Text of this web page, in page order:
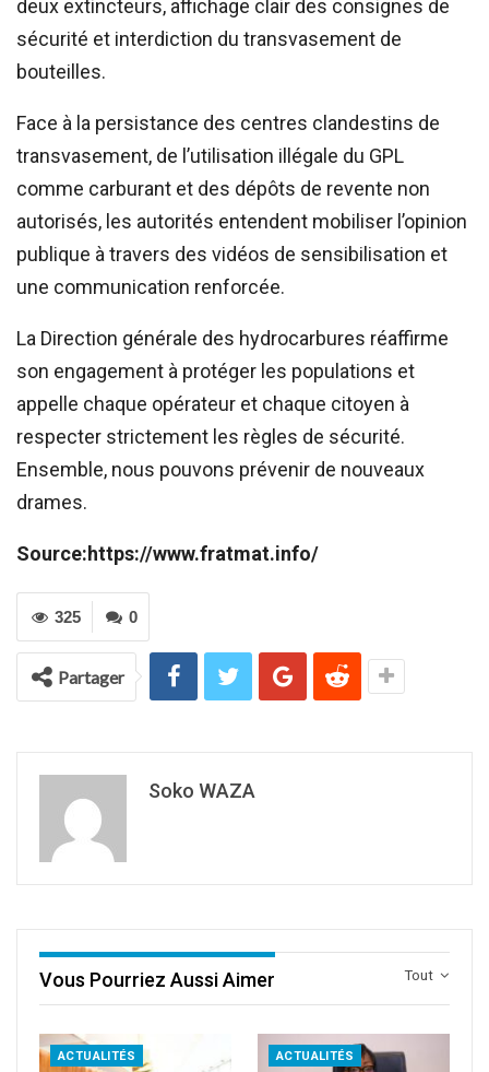
deux extincteurs, affichage clair des consignes de
sécurité et interdiction du transvasement de
bouteilles.
Face à la persistance des centres clandestins de
transvasement, de l’utilisation illégale du GPL
comme carburant et des dépôts de revente non
autorisés, les autorités entendent mobiliser l’opinion
publique à travers des vidéos de sensibilisation et
une communication renforcée.
La Direction générale des hydrocarbures réaffirme
son engagement à protéger les populations et
appelle chaque opérateur et chaque citoyen à
respecter strictement les règles de sécurité.
Ensemble, nous pouvons prévenir de nouveaux
drames.
Source:https://www.fratmat.info/
0
325
Partager
Soko WAZA
Tout
Vous Pourriez Aussi Aimer
ACTUALITÉS ACTUALITÉS